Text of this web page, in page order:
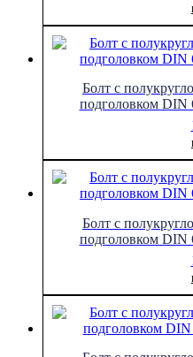
Болт с
подголовком DIN
Болт с
подголовком DIN